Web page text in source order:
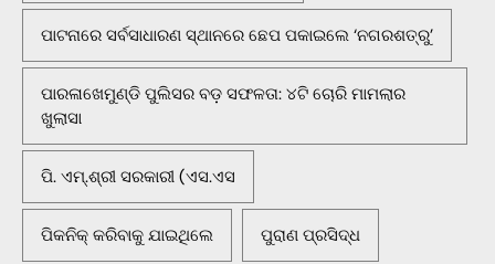
ପାଟନାରେ ସର୍ବସାଧାରଣ ସ୍ଥାନରେ ଛେପ ପକାଇଲେ ‘ନଗରଶତ୍ରୁ’
ପାରଳାଖେମୁଣ୍ଡି ପୁଲିସର ବଡ଼ ସଫଳତା: ୪ଟି ଚୋରି ମାମଲାର
ଖୁଲାସା
ପି. ଏମ୍.ଶ୍ରୀ ସରକାରୀ (ଏସ.ଏସ
ପିକନିକ୍‌ କରିବାକୁ ଯାଇଥିଲେ ପୁରାଣ ପ୍ରସିଦ୍ଧ